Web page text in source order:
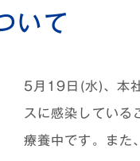
いて
5月19日(水)、本
スに感染している
療養中です。また